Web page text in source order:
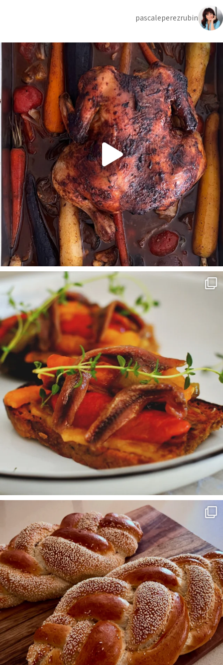
pascaleperezrubin